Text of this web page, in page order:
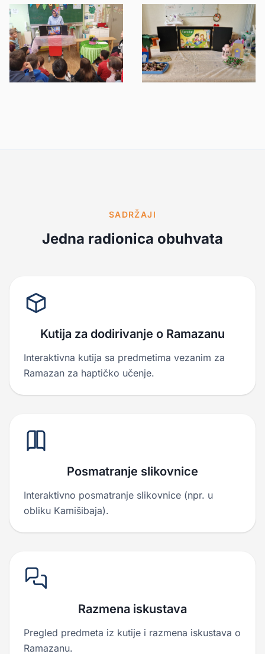
SADRŽAJI
Jedna radionica obuhvata
Kutija za dodirivanje o Ramazanu
Interaktivna kutija sa predmetima vezanim za
Ramazan za haptičko učenje.
Posmatranje slikovnice
Interaktivno posmatranje slikovnice (npr. u
obliku Kamišibaja).
Razmena iskustava
Pregled predmeta iz kutije i razmena iskustava o
Ramazanu.